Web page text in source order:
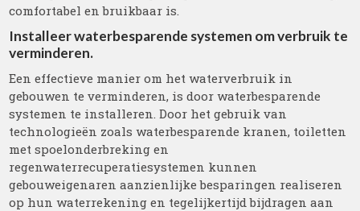
comfortabel en bruikbaar is.
Installeer waterbesparende systemen om verbruik te
verminderen.
Een effectieve manier om het waterverbruik in
gebouwen te verminderen, is door waterbesparende
systemen te installeren. Door het gebruik van
technologieën zoals waterbesparende kranen, toiletten
met spoelonderbreking en
regenwaterrecuperatiesystemen kunnen
gebouweigenaren aanzienlijke besparingen realiseren
op hun waterrekening en tegelijkertijd bijdragen aan